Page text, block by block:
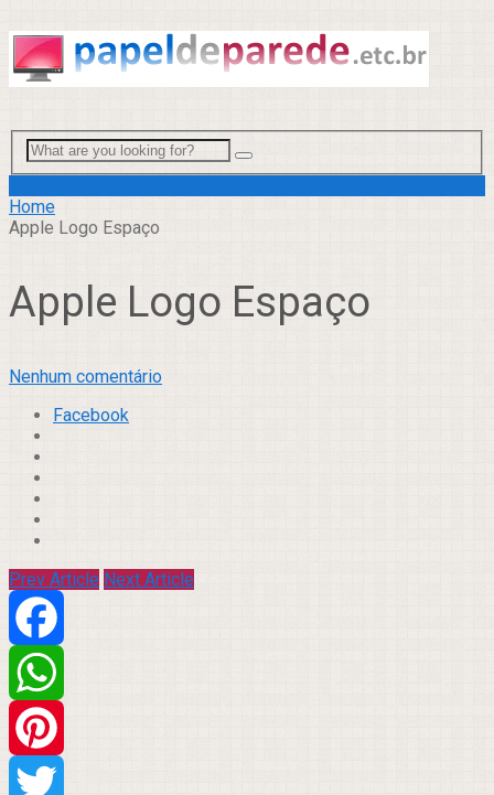
Home
Apple Logo Espaço
Apple Logo Espaço
Nenhum comentário
Facebook
Prev Article Next Article
Facebook
WhatsApp
Pinterest